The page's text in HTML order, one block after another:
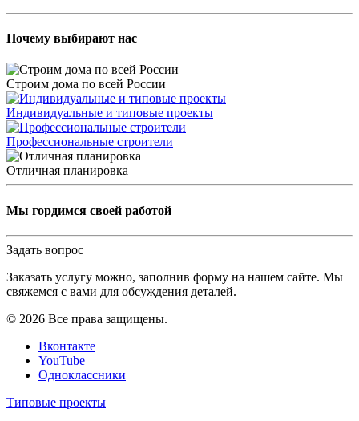
Почему выбирают нас
Строим дома по всей России
Индивидуальные и типовые проекты
Профессиональные строители
Отличная планировка
Мы гордимся своей работой
Задать вопрос
Заказать услугу можно, заполнив форму на нашем сайте. Мы
свяжемся с вами для обсуждения деталей.
© 2026 Все права защищены.
Вконтакте
YouTube
Одноклассники
Типовые проекты